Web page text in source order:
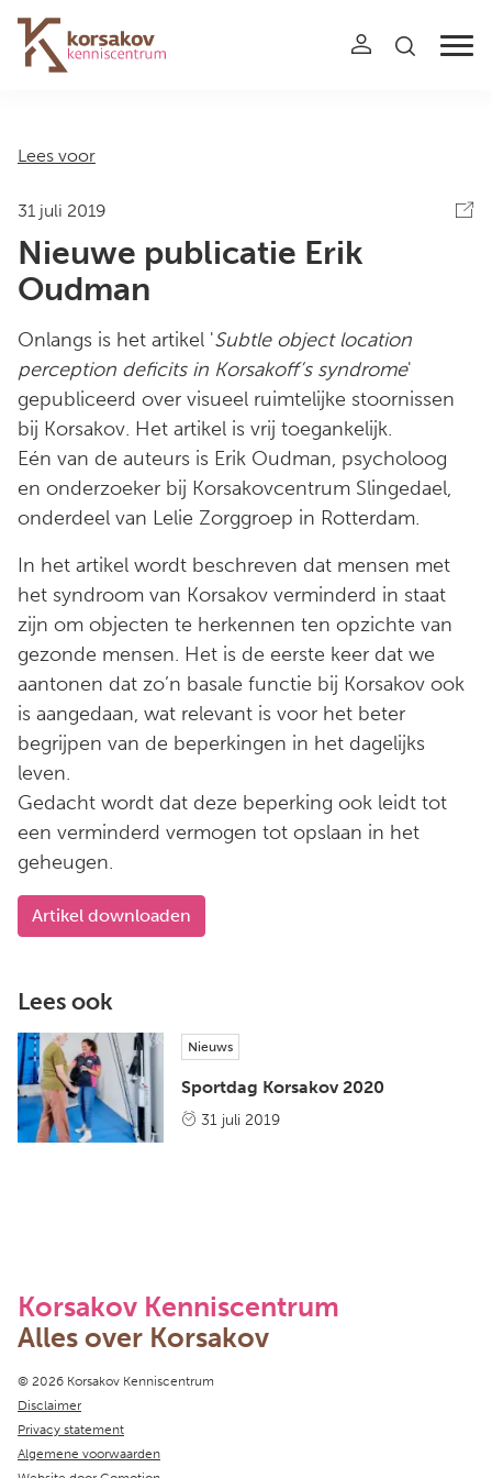
Navigation
Lees voor
31 juli 2019
Nieuwe publicatie Erik
Oudman
Onlangs is het artikel 'Subtle object location
perception deficits in Korsakoff’s syndrome'
gepubliceerd over visueel ruimtelijke stoornissen
bij Korsakov. Het artikel is vrij toegankelijk.
Eén van de auteurs is Erik Oudman, psycholoog
en onderzoeker bij Korsakovcentrum Slingedael,
onderdeel van Lelie Zorggroep in Rotterdam.
In het artikel wordt beschreven dat mensen met
het syndroom van Korsakov verminderd in staat
zijn om objecten te herkennen ten opzichte van
gezonde mensen. Het is de eerste keer dat we
aantonen dat zo’n basale functie bij Korsakov ook
is aangedaan, wat relevant is voor het beter
begrijpen van de beperkingen in het dagelijks
leven.
Gedacht wordt dat deze beperking ook leidt tot
een verminderd vermogen tot opslaan in het
geheugen.
Artikel downloaden
Lees ook
Nieuws
Sportdag Korsakov 2020
31 juli 2019
Korsakov Kenniscentrum
Alles over Korsakov
Copyright navigation
© 2026 Korsakov Kenniscentrum
Disclaimer
Privacy statement
Algemene voorwaarden